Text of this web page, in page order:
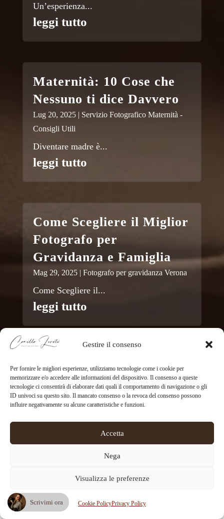
Gestire il consenso
Per fornire le migliori esperienze, utilizziamo tecnologie come i cookie per
memorizzare e/o accedere alle informazioni del dispositivo. Il consenso a queste
tecnologie ci consentirà di elaborare dati quali il comportamento di navigazione o gli
ID univoci su questo sito. Il mancato consenso o la revoca del consenso possono
influire negativamente su alcune caratteristiche e funzioni.
Accetta
Nega
Visualizza le preferenze
Cookie PolicyPrivacy Policy
Un’esperienza...
leggi tutto
Maternità: 10 Cose che
Nessuno ti dice Davvero
Lug 20, 2025| Servizio Fotografico Maternità -
Consigli Utili
Diventare madre è...
leggi tutto
Come Scegliere il Miglior
Fotografo per
Gravidanza e Famiglia
Mag 29, 2025| Fotografo per gravidanza Verona
Come Scegliere il...
leggi tutto
Instagram Feed
🤎Maternità|Neonati|Wedding
https://wa.me/mes
Scrivimi ora